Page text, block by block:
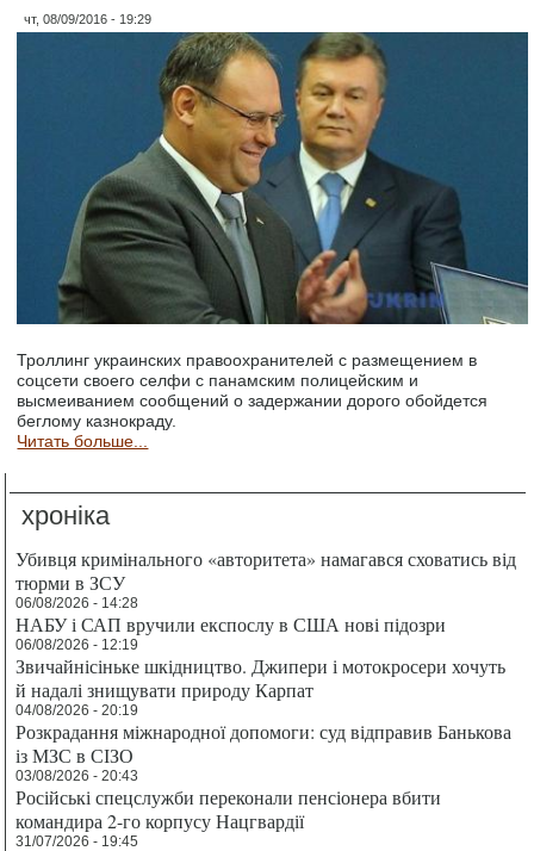
чт, 08/09/2016 - 19:29
Троллинг украинских правоохранителей с размещением в
соцсети своего селфи с панамским полицейским и
высмеиванием сообщений о задержании дорого обойдется
беглому казнокраду.
Читать больше...
хроніка
Убивця кримінального «авторитета» намагався сховатись від
тюрми в ЗСУ
06/08/2026 - 14:28
НАБУ і САП вручили експослу в США нові підозри
06/08/2026 - 12:19
Звичайнісіньке шкідництво. Джипери і мотокросери хочуть
й надалі знищувати природу Карпат
04/08/2026 - 20:19
Розкрадання міжнародної допомоги: суд відправив Банькова
із МЗС в СІЗО
03/08/2026 - 20:43
Російські спецслужби переконали пенсіонера вбити
командира 2-го корпусу Нацгвардії
31/07/2026 - 19:45